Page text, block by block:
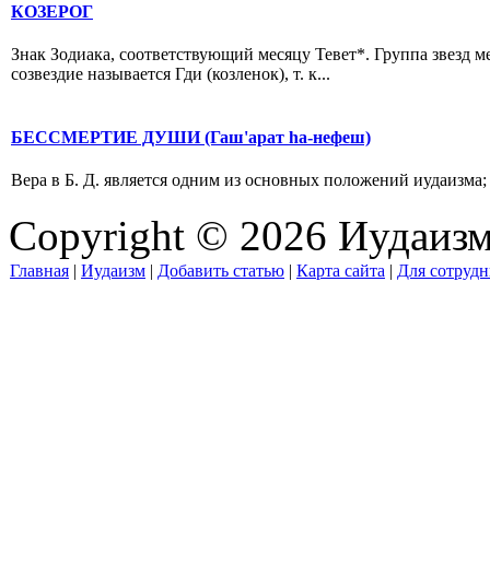
КОЗЕРОГ
Знак Зодиака, соответствующий месяцу Тевет*. Группа звезд
созвездие называется Гди (козленок), т. к...
БЕССМЕРТИЕ ДУШИ (Гаш'арат hа-нефеш)
Вера в Б. Д. является одним из основных положений
Copyright © 2026
Главная | Иудаизм | Добавить статью | Карта сайта | Для